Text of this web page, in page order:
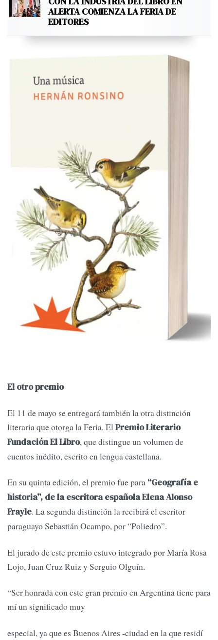
ALERTA COMIENZA LA FERIA DE
EDITORES
El otro premio
El 11 de mayo se entregará también la otra distinción
literaria que otorga la Feria. ElPremio Literario
Fundación El Libro, que distingue un volumen de
cuentos inédito, escrito en lengua castellana.
En su quinta edición, el premio fue para “Geografía e
historia”, de la escritora española Elena Alonso
Frayle. La segunda distinción la recibirá el escritor
paraguayo Sebastián Ocampo, por “Poliedro”.
El jurado de este premio estuvo integrado por María Rosa
Lojo, Juan Cruz Ruiz y Serguio Olguín.
“Ser honrada con este gran premio en Argentina tiene para
mí un significado muy
especial, ya que es Buenos Aires -ciudad en la que residí